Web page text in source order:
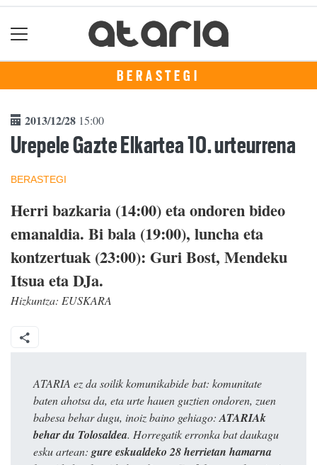
BERASTEGI
2013/12/28 15:00
Urepele Gazte Elkartea 10. urteurrena
BERASTEGI
Herri bazkaria (14:00) eta ondoren bideo
emanaldia. Bi bala (19:00), luncha eta
kontzertuak (23:00): Guri Bost, Mendeku
Itsua eta DJa.
Hizkuntza: EUSKARA
ATARIA ez da soilik komunikabide bat: komunitate
baten ahotsa da, eta urte hauen guztien ondoren, zuen
babesa behar dugu, inoiz baino gehiago:ATARIAk
behar du Tolosaldea. Horregatik erronka bat daukagu
esku artean: gure eskualdeko 28 herrietan hamarna